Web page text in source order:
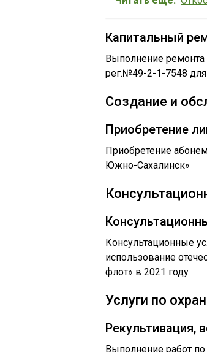
Капитальный
Выполнение
рег.№49-2-1-7548
Создание и
Приобретение
Приобретение
Южно-Сахалинск»
Консультационные
использование
флот» в 2021 году
Услуги по
Рекультивация,
Выполнение работ